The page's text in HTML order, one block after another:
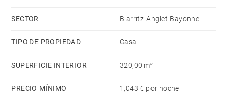
cafetera, tostadora y hervidor de agua.
SECTOR Biarritz-Anglet-Bayonne
TIPO DE PROPIEDAD Casa
SUPERFICIE INTERIOR 320,00 m²
PRECIO MÍNIMO 1,043 € por noche